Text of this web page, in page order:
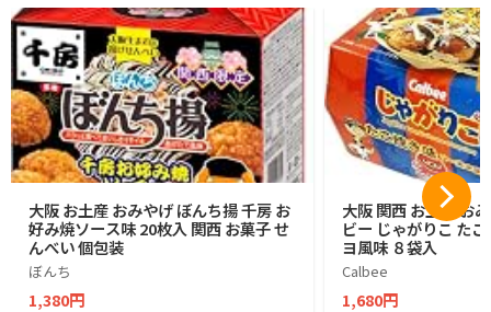
大阪 お土産 おみやげ ぼんち揚 千房 お
好み焼ソース味 20枚入 関西 お菓子 せ
んべい 個包装
ぼんち
1,380円
大阪 関西 お土産 お
ビー じゃがりこ た
ヨ風味 ８袋入
Calbee
1,680円